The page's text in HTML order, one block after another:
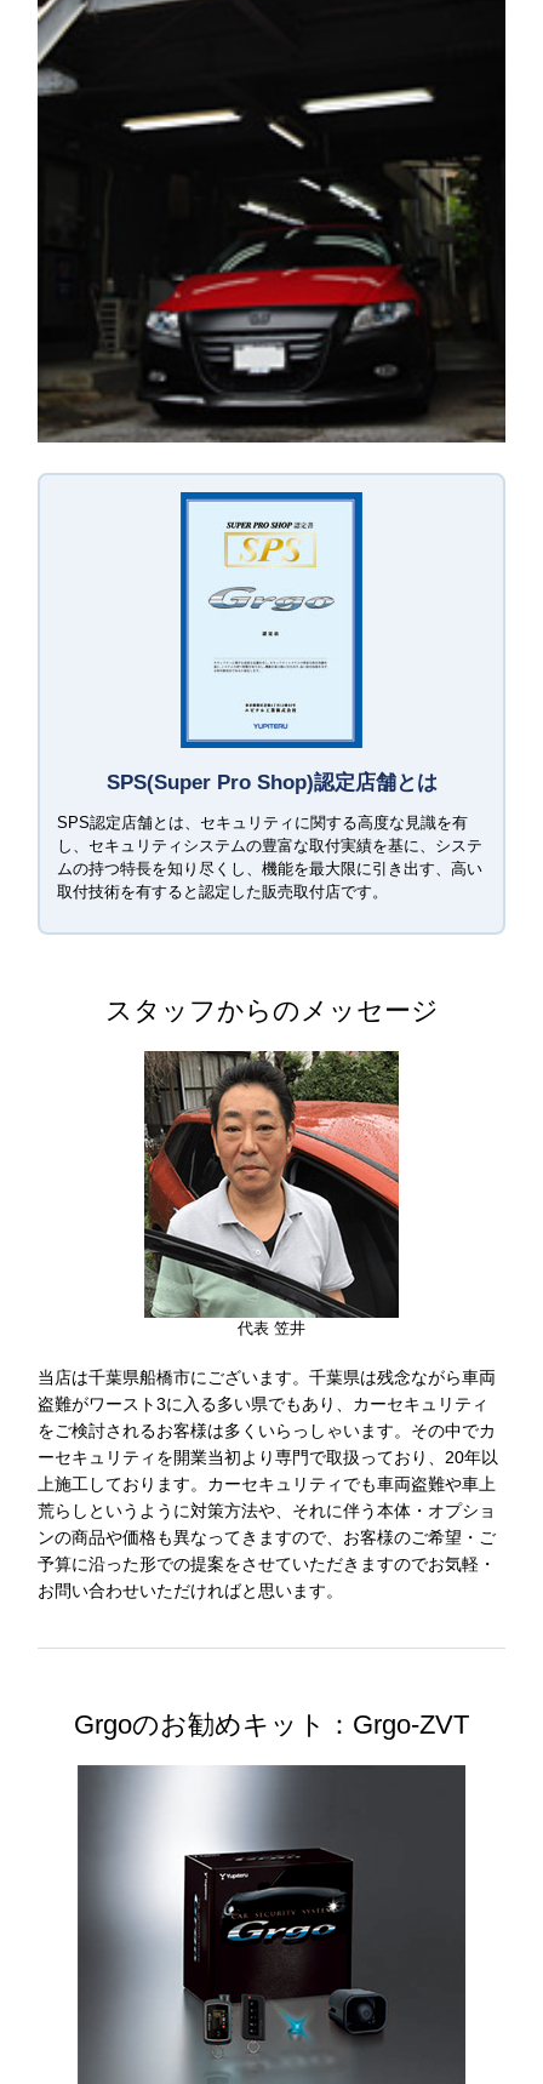
SPS(Super Pro Shop)認定店舗とは
SPS認定店舗とは、セキュリティに関する高度な見識を有
し、セキュリティシステムの豊富な取付実績を基に、システ
ムの持つ特長を知り尽くし、機能を最大限に引き出す、高い
取付技術を有すると認定した販売取付店です。
スタッフからのメッセージ
代表 笠井
当店は千葉県船橋市にございます。千葉県は残念ながら車両
盗難がワースト3に入る多い県でもあり、カーセキュリティ
をご検討されるお客様は多くいらっしゃいます。その中でカ
ーセキュリティを開業当初より専門で取扱っており、20年以
上施工しております。カーセキュリティでも車両盗難や車上
荒らしというように対策方法や、それに伴う本体・オプショ
ンの商品や価格も異なってきますので、お客様のご希望・ご
予算に沿った形での提案をさせていただきますのでお気軽・
お問い合わせいただければと思います。
Grgoのお勧めキット：Grgo-ZVT